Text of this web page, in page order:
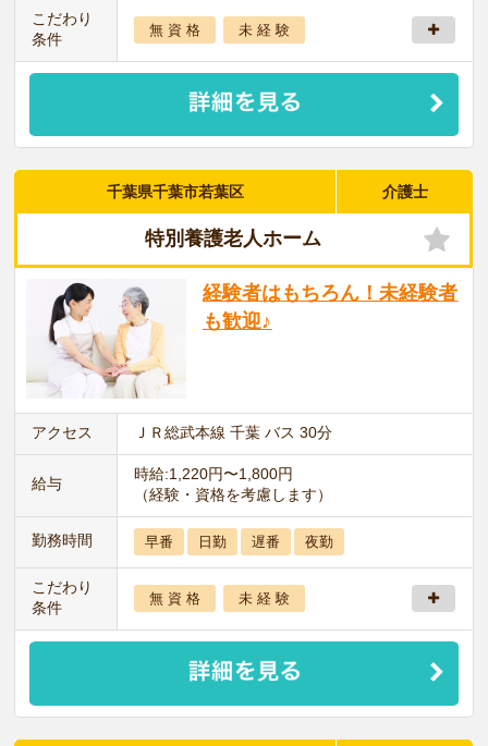
こだわり
条件
無 資 格 未 経 験
千葉県千葉市若葉区 介護士
特別養護老人ホーム
経験者はもちろん！未経験者
も歓迎♪
アクセス ＪＲ総武本線 千葉 バス 30分
給与
時給:1,220円〜1,800円
（経験・資格を考慮します）
勤務時間 早番 日勤 遅番 夜勤
こだわり
条件
無 資 格 未 経 験